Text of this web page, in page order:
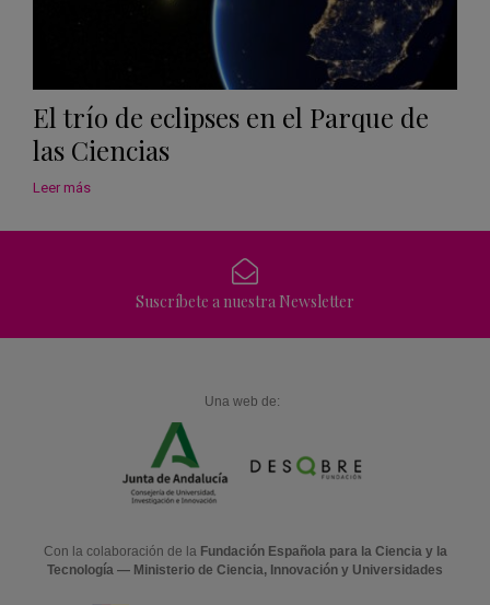
El trío de eclipses en el Parque de
las Ciencias
Leer más
Suscríbete a nuestra Newsletter
Una web de:
Con la colaboración de la Fundación Española para la Ciencia y la
Tecnología — Ministerio de Ciencia, Innovación y Universidades